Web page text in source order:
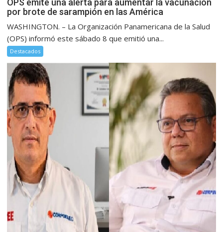
por brote de sarampión en las América
WASHINGTON. – La Organización Panamericana de la Salud
(OPS) informó este sábado 8 que emitió una...
Destacados